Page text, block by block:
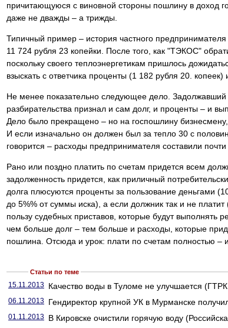
причитающуюся с виновной стороны пошлину в доход
даже не дважды – а трижды.
Типичный пример – история частного
11 724 рубля 23 копейки. После того, как "ТЭКОС"
поскольку своего теплоэнергетикам пришлось
взыскать с ответчика проценты (1 182 рубля 20.
Не менее показательно следующее дело.
разбирательства признал и сам долг, и проценты – и
Дело было прекращено – но на госпошлину
И если изначально он должен был за тепло 30 с
говорится – расходы предпринимателя составили
Рано или поздно платить по счетам придется всем
задолженность придется, как приличный
долга плюсуются проценты за пользование деньгами
до 5%% от суммы иска), а если должник так и не
пользу судебных приставов, которые будут выполнять
чем больше долг – тем больше и расходы, которые
пошлина. Отсюда и урок: плати по счетам полностью –
Статьи по теме
15.11.2013 Качество воды в Туломе не улучшается
06.11.2013 Гендиректор крупной УК в Мурманске
01.11.2013 В Кировске очистили горячую воду